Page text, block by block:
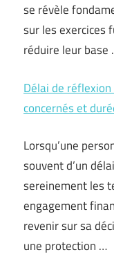
se révèle
sur les exercices
réduire leur base
Délai de
concernés et
Lorsqu’une
souvent d’un
sereinement les
engagement
revenir sur sa
une protection …